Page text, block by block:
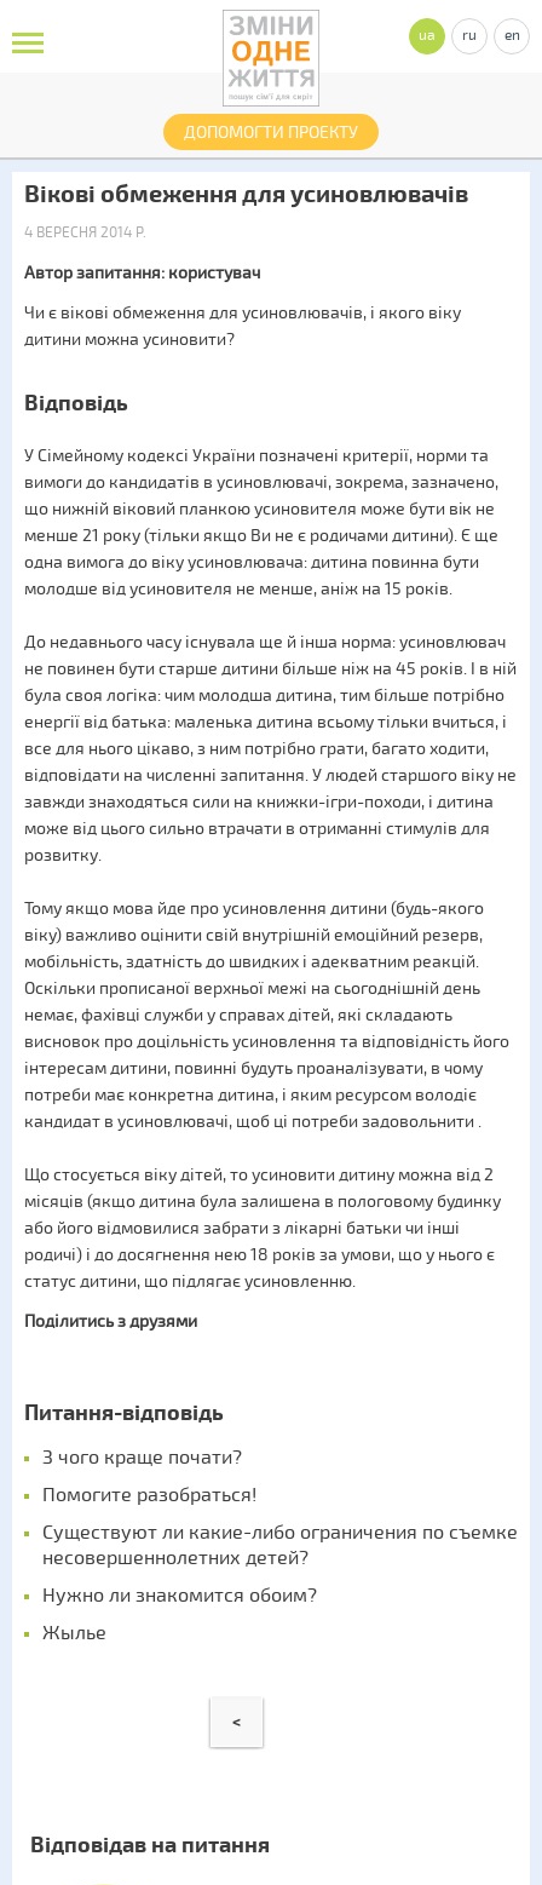
ДОПОМОГТИ ПРОЕКТУ
ua ru en
Вікові обмеження для усиновлювачів
4 ВЕРЕСНЯ 2014 Р.
Автор запитання: користувач
Чи є вікові обмеження для усиновлювачів, і якого віку
дитини можна усиновити?
Відповідь
У Сімейному кодексі України позначені критерії, норми та
вимоги до кандидатів в усиновлювачі, зокрема, зазначено,
що нижній віковий планкою усиновителя може бути вiк не
менше 21 року (тільки якщо Ви не є родичами дитини). Є ще
одна вимога до віку усиновлювача: дитина повинна бути
молодше від усиновителя не менше, аніж на 15 років.
До недавнього часу існувала ще й інша норма: усиновлювач
не повинен бути старше дитини більше ніж на 45 років. І в ній
була своя логіка: чим молодша дитина, тим більше потрібно
енергії від батька: маленька дитина всьому тільки вчиться, і
все для нього цікаво, з ним потрібно грати, багато ходити,
відповідати на численні запитання. У людей старшого віку не
завжди знаходяться сили на книжки-ігри-походи, і дитина
може від цього сильно втрачати в отриманні стимулів для
розвитку.
Тому якщо мова йде про усиновлення дитини (будь-якого
віку) важливо оцінити свій внутрішній емоційний резерв,
мобільність, здатність до швидких і адекватним реакцій.
Оскільки прописаної верхньої межі на сьогоднішній день
немає, фахівці служби у справах дітей, які складають
висновок про доцільність усиновлення та відповідність його
інтересам дитини, повинні будуть проаналізувати, в чому
потреби має конкретна дитина, і яким ресурсом володіє
кандидат в усиновлювачі, щоб ці потреби задовольнити .
Що стосується віку дітей, то усиновити дитину можна від 2
місяців (якщо дитина була залишена в пологовому будинку
або його відмовилися забрати з лікарні батьки чи інші
родичі) і до досягнення нею 18 років за умови, що у нього є
статус дитини, що підлягає усиновленню.
Поділитись з друзями
Питання-відповідь
З чого краще почати?
Помогите разобраться!
Существуют ли какие-либо ограничения по съемке
несовершеннолетних детей?
Нужно ли знакомится обоим?
Жылье
<
Відповідав на питання